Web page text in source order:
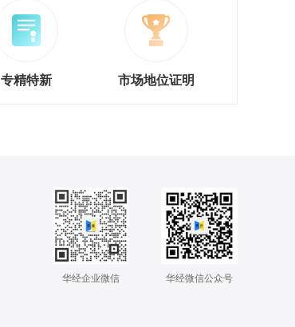
专精特新 市场地位证明
华经企业微信 华经微信公众号